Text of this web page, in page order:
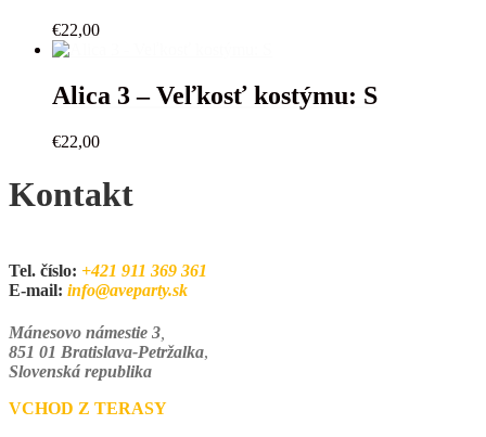
€22,00
Alica 3 – Veľkosť kostýmu: S
€22,00
Kontakt
Tel. číslo: +421 911 369 361
E-mail: info@aveparty.sk
Mánesovo námestie 3
851 01 Bratislava-Petržalka,
Slovenská republika
VCHOD Z TERASY